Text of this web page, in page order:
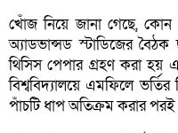
খোঁজ নিয়ে জানা গেছে, কোন
অ্যাডভান্সড স্টাডিজের বৈঠক
থিসিস পেপার গ্রহণ করা হয়
বিশ্ববিদ্যালয়ে এমফিলে
পাঁচটি ধাপ অতিক্রম করার পরই